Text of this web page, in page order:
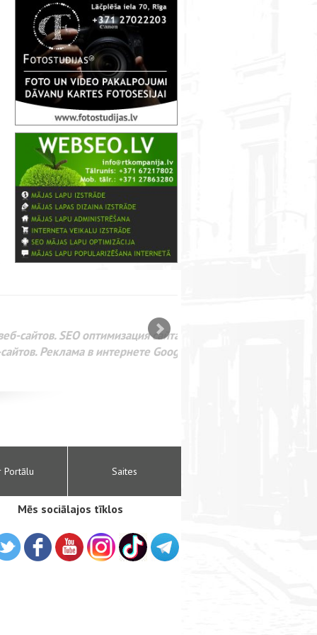
оптимизация сайта для
в интернете Google
Portālu Saites
Mēs sociālajos tīklos